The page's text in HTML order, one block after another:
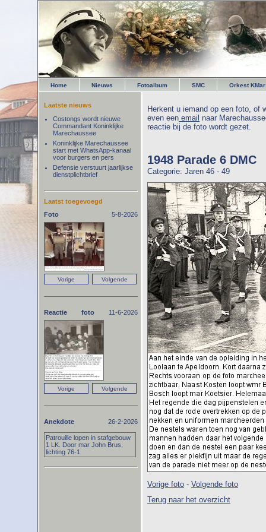
Home Nieuws Fotoalbum SMC Orkest KMar
Herkent u iemand op een foto, of
even een email naar
reactie bij de foto wordt gezet.
1948 Parade 6 DMC
Categorie: Jaren 46 - 49
Vorige foto - Volgende foto
Terug naar het overzicht
Laatste nieuws
Costongs wordt nieuwe
Commandant Koninklijke
Marechaussee
Koninklijke Marechaussee
start met WhatsApp-kanaal
voor burgers en pers
Defensie verstuurt jaarlijkse
dienstplichtbrief
Laatst toegevoegd
Foto
5-8-2026
Reactie foto 11-6-2026
Anekdote 26-2-2026
Patrouille lopen in stafgebouw
1 LK. Door mar John Brus,
lichting 76-1